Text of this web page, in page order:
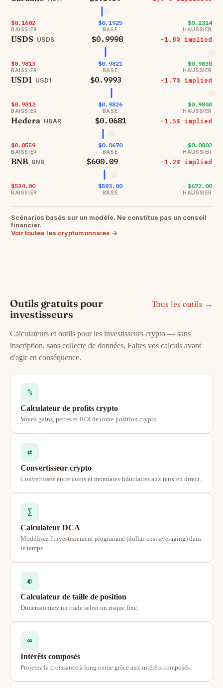
$0.1602
BAISSIER
$0.1925
BASE
$0.2314
HAUSSIER
USDS USDS $0.9998 -1.8% implied
$0.9813
BAISSIER
$0.9821
BASE
$0.9830
HAUSSIER
USD1 USD1 $0.9993 -1.7% implied
$0.9812
BAISSIER
$0.9826
BASE
$0.9840
HAUSSIER
Hedera HBAR $0.0681 -1.5% implied
$0.0559
BAISSIER
$0.0670
BASE
$0.0802
HAUSSIER
BNB BNB $600.09 -1.2% implied
$524.00
BAISSIER
$593.00
BASE
$672.00
HAUSSIER
Scénarios basés sur un modèle. Ne constitue pas un conseil
financier.
Voir toutes les cryptomonnaies →
Outils gratuits pour
investisseurs
Tous les outils →
Calculateurs et outils pour les investisseurs crypto — sans
inscription, sans collecte de données. Faites vos calculs avant
d'agir en conséquence.
%
Calculateur de profits crypto
Voyez gains, pertes et ROI de toute position crypto.
⇄
Convertisseur crypto
Convertissez entre coins et monnaies fiduciaires aux taux en direct.
∑
Calculateur DCA
Modélisez l'investissement programmé (dollar-cost averaging) dans
le temps.
◐
Calculateur de taille de position
Dimensionnez un trade selon un risque fixe.
∞
Intérêts composés
Projetez la croissance à long terme grâce aux intérêts composés.